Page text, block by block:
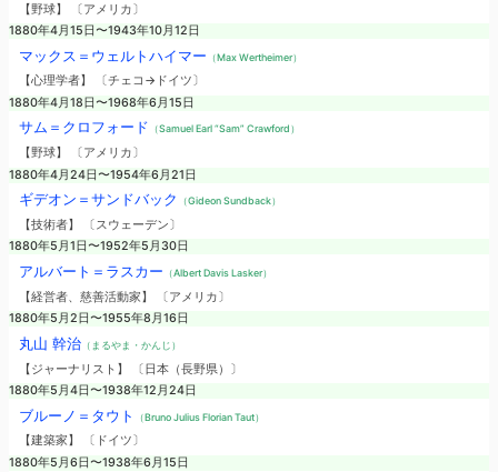
【野球】 〔アメリカ〕
1880年4月15日〜1943年10月12日
マックス＝ウェルトハイマー （Max Wertheimer）
【心理学者】 〔チェコ→ドイツ〕
1880年4月18日〜1968年6月15日
サム＝クロフォード （Samuel Earl “Sam” Crawford）
【野球】 〔アメリカ〕
1880年4月24日〜1954年6月21日
ギデオン＝サンドバック （Gideon Sundback）
【技術者】 〔スウェーデン〕
1880年5月1日〜1952年5月30日
アルバート＝ラスカー （Albert Davis Lasker）
【経営者、慈善活動家】 〔アメリカ〕
1880年5月2日〜1955年8月16日
丸山 幹治（まるやま・かんじ）
【ジャーナリスト】 〔日本（長野県）〕
1880年5月4日〜1938年12月24日
ブルーノ＝タウト （Bruno Julius Florian Taut）
【建築家】 〔ドイツ〕
1880年5月6日〜1938年6月15日